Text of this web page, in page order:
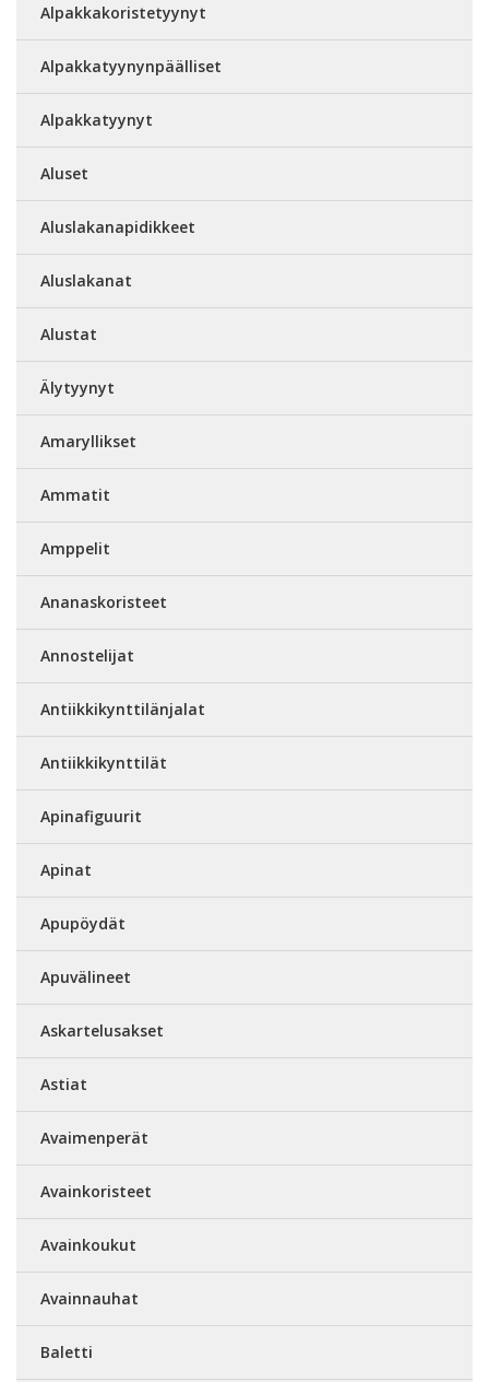
Alpakkakoristetyynyt
Alpakkatyynynpäälliset
Alpakkatyynyt
Aluset
Aluslakanapidikkeet
Aluslakanat
Alustat
Älytyynyt
Amaryllikset
Ammatit
Amppelit
Ananaskoristeet
Annostelijat
Antiikkikynttilänjalat
Antiikkikynttilät
Apinafiguurit
Apinat
Apupöydät
Apuvälineet
Askartelusakset
Astiat
Avaimenperät
Avainkoristeet
Avainkoukut
Avainnauhat
Baletti